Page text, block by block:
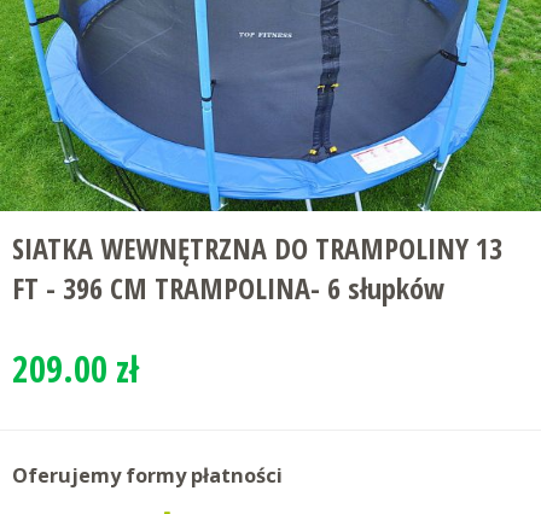
SIATKA WEWNĘTRZNA DO TRAMPOLINY 13
FT - 396 CM TRAMPOLINA- 6 słupków
209.00 zł
Oferujemy formy płatności